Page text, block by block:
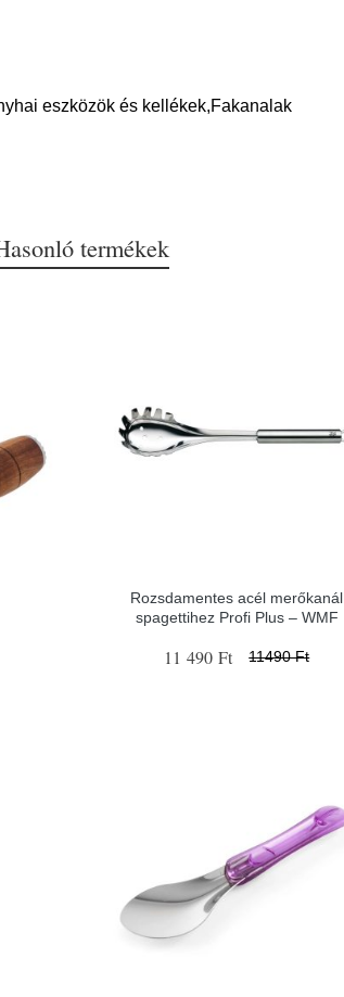
eszközök és kellékek,Fakanalak
termékek
Rozsdamentes acél merőkanál
spagettihez Profi Plus – WMF
11 490 Ft 11490 Ft